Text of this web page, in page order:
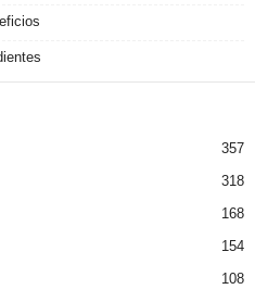
357
318
168
154
108